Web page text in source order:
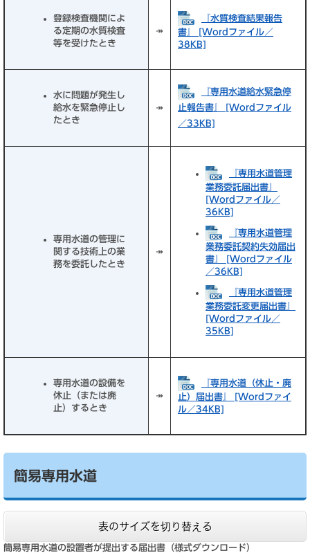
登録検査機関によ
る定期の水質検査
等を受けたとき
↠
『水質検査結果報告
書』 [Wordファイル／
38KB]
水に問題が発生し
給水を緊急停止し
たとき
↠
『専用水道給水緊急停
止報告書』 [Wordファイル
／33KB]
専用水道の管理に
関する技術上の業
務を委託したとき
↠
『専用水道管理
業務委託届出書』
[Wordファイル／
36KB]
『専用水道管理
業務委託契約失効届出
書』 [Wordファイル
／36KB]
『専用水道管理
業務委託変更届出書』
[Wordファイル／
35KB]
専用水道の設備を
休止（または廃
止）するとき
↠
『専用水道（休止・廃
止）届出書』 [Wordファイ
ル／34KB]
簡易専用水道
表のサイズを切り替える
簡易専用水道の設置者が提出する届出書（様式ダウンロード）